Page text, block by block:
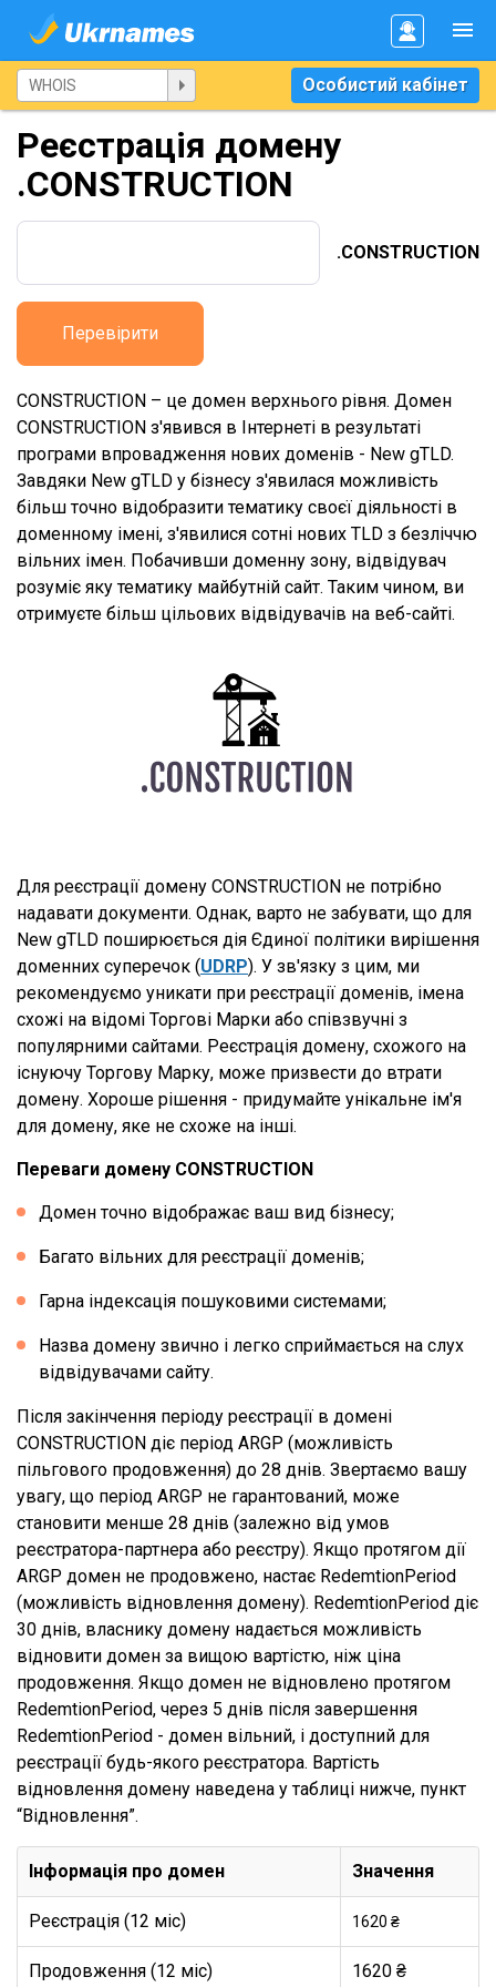
Особистий кабінет
Реєстрація домену
.CONSTRUCTION
.CONSTRUCTION
Перевірити
CONSTRUCTION – це домен верхнього рівня. Домен
CONSTRUCTION з'явився в Інтернеті в результаті
програми впровадження нових доменів - New gTLD.
Завдяки New gTLD у бізнесу з'явилася можливість
більш точно відобразити тематику своєї діяльності в
доменному імені, з'явилися сотні нових TLD з безліччю
вільних імен. Побачивши доменну зону, відвідувач
розуміє яку тематику майбутній сайт. Таким чином, ви
отримуєте більш цільових відвідувачів на веб-сайті.
Для реєстрації домену CONSTRUCTION не потрібно
надавати документи. Однак, варто не забувати, що для
New gTLD поширюється дія Єдиної політики вирішення
доменних суперечок (UDRP). У зв'язку з цим, ми
рекомендуємо уникати при реєстрації доменів, імена
схожі на відомі Торгові Марки або співзвучні з
популярними сайтами. Реєстрація домену, схожого на
існуючу Торгову Марку, може призвести до втрати
домену. Хороше рішення - придумайте унікальне ім'я
для домену, яке не схоже на інші.
Переваги домену CONSTRUCTION
Домен точно відображає ваш вид бізнесу;
Багато вільних для реєстрації доменів;
Гарна індексація пошуковими системами;
Назва домену звично і легко сприймається на слух
відвідувачами сайту.
Після закінчення періоду реєстрації в домені
CONSTRUCTION діє період ARGP (можливість
пільгового продовження) до 28 днів. Звертаємо вашу
увагу, що період ARGP не гарантований, може
становити менше 28 днів (залежно від умов
реєстратора-партнера або реєстру). Якщо протягом дії
ARGP домен не продовжено, настає RedemtionPeriod
(можливість відновлення домену). RedemtionPeriod діє
30 днів, власнику домену надається можливість
відновити домен за вищою вартістю, ніж ціна
продовження. Якщо домен не відновлено протягом
RedemtionPeriod, через 5 днів після завершення
RedemtionPeriod - домен вільний, і доступний для
реєстрації будь-якого реєстратора. Вартість
відновлення домену наведена у таблиці нижче, пункт
“Відновлення”.
Інформація про домен Значення
Реєстрація (12 міс) 1620 ₴
Продовження (12 міс) 1620 ₴